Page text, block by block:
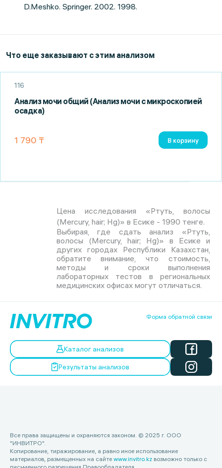
D.Meshko. Springer. 2002. 1998.
Что еще заказывают с этим анализом
116
Анализ мочи общий (Анализ мочи с микроскопией
осадка)
1 790 ₸ В корзину
Цена исследования «Ртуть, волосы
(Mercury, hair; Hg)» в Есике - 1990 тенге.
Выбирая, где сдать анализ «Ртуть,
волосы (Mercury, hair; Hg)» в Есике и
других городах Республики Казахстан,
обратите внимание, что стоимость,
методы и сроки выполнения
лабораторных тестов в региональных
медицинских офисах могут отличаться.
Форма обратной связи
Каталог анализов
Результаты анализов
Все права защищены и охраняются законом. © 2025 г. ООО
"ИНВИТРО".
Копирование, тиражирование, а равно иное использование
материалов, размещенных на сайте www.invitro.kz возможно только с